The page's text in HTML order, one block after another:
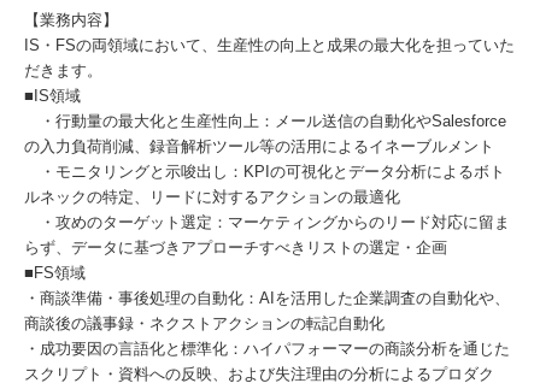
【業務内容】
IS・FSの両領域において、生産性の向上と成果の最大化を担っていた
だきます。
■IS領域
・行動量の最大化と生産性向上：メール送信の自動化やSalesforce
の入力負荷削減、録音解析ツール等の活用によるイネーブルメント
・モニタリングと示唆出し：KPIの可視化とデータ分析によるボト
ルネックの特定、リードに対するアクションの最適化
・攻めのターゲット選定：マーケティングからのリード対応に留ま
らず、データに基づきアプローチすべきリストの選定・企画
■FS領域
・商談準備・事後処理の自動化：AIを活用した企業調査の自動化や、
商談後の議事録・ネクストアクションの転記自動化
・成功要因の言語化と標準化：ハイパフォーマーの商談分析を通じた
スクリプト・資料への反映、および失注理由の分析によるプロダク